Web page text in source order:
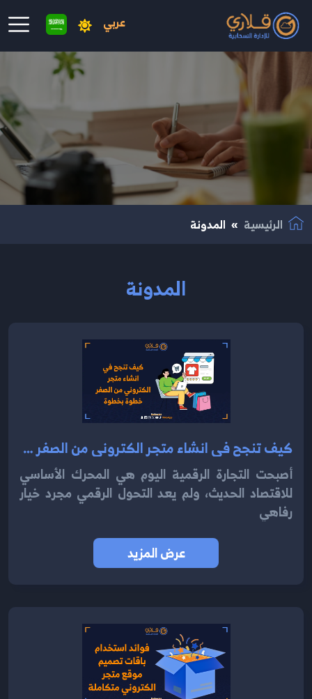
عربي
انتقال إلى المحتوى الرئيسي
الرئيسية المدونة
المدونة
كيف تنجح في انشاء متجر الكتروني من الصفر خطوة بخطوة
أصبحت التجارة الرقمية اليوم هي المحرك الأساسي
للاقتصاد الحديث، ولم يعد التحول الرقمي مجرد خيار
رفاهي
عرض المزيد